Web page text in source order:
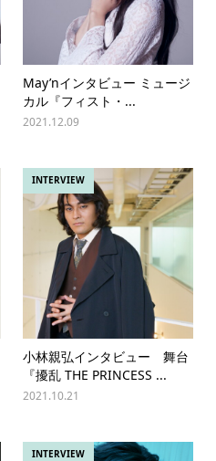
May’nインタビュー ミュージ
カル『フィスト・...
2021.12.09
INTERVIEW
小林親弘インタビュー 舞台
『擾乱 THE PRINCESS ...
2021.10.21
INTERVIEW